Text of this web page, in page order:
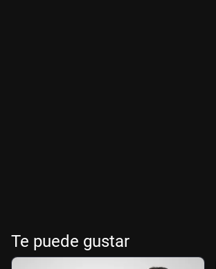
Te puede gustar